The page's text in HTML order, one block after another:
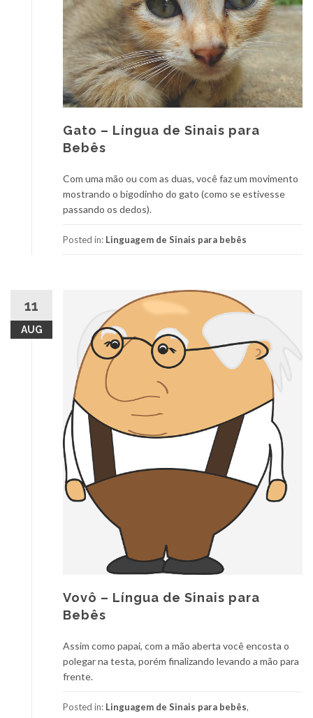
Gato – Língua de Sinais para
Bebês
Com uma mão ou com as duas, você faz um movimento
mostrando o bigodinho do gato (como se estivesse
passando os dedos).
Posted in: Linguagem de Sinais para bebês
11
AUG
Vovô – Língua de Sinais para
Bebês
Assim como papai, com a mão aberta você encosta o
polegar na testa, porém finalizando levando a mão para
frente.
Posted in: Linguagem de Sinais para bebês,